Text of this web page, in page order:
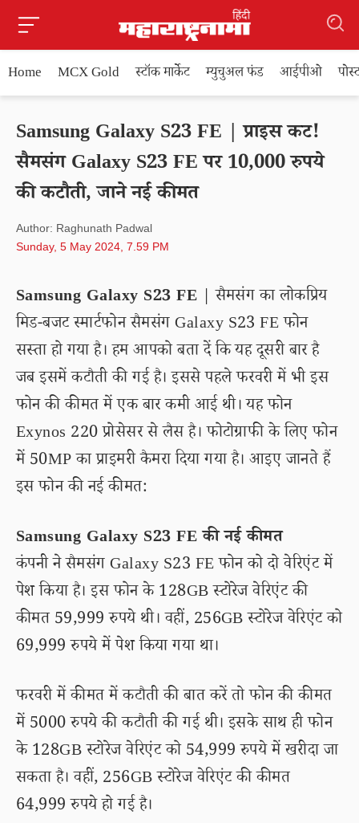
Home MCX Gold स्टॉक मार्केट म्युचुअल फंड आईपीओ
Samsung Galaxy S23 FE | प्राइस कट!
सैमसंग Galaxy S23 FE पर 10,000 रुपये
की कटौती, जाने नई कीमत
Author: Raghunath Padwal
Sunday, 5 May 2024, 7.59 PM
Samsung Galaxy S23 FE | सैमसंग का लोकप्रिय
मिड-बजट स्मार्टफोन सैमसंग Galaxy S23 FE फोन
सस्ता हो गया है। हम आपको बता दें कि यह दूसरी बार है
जब इसमें कटौती की गई है। इससे पहले फरवरी में भी इस
फोन की कीमत में एक बार कमी आई थी। यह फोन
Exynos 220 प्रोसेसर से लैस है। फोटोग्राफी के लिए फोन
में 50MP का प्राइमरी कैमरा दिया गया है। आइए जानते हैं
इस फोन की नई कीमत:
Samsung Galaxy S23 FE की नई कीमत
कंपनी ने सैमसंग Galaxy S23 FE फोन को दो वेरिएंट में
पेश किया है। इस फोन के 128GB स्टोरेज वेरिएंट की
कीमत 59,999 रुपये थी। वहीं, 256GB स्टोरेज वेरिएंट को
69,999 रुपये में पेश किया गया था।
फरवरी में कीमत में कटौती की बात करें तो फोन की कीमत
में 5000 रुपये की कटौती की गई थी। इसके साथ ही फोन
के 128GB स्टोरेज वेरिएंट को 54,999 रुपये में खरीदा जा
सकता है। वहीं, 256GB स्टोरेज वेरिएंट की कीमत
64,999 रुपये हो गई है।